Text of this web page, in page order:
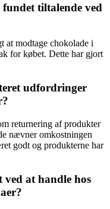
tiltalende ved
at modtage chokolade i
for købet. Dette har gjort
udfordringer
returnering af produkter
nævner omkostningen
godt og produkterne har
at handle hos